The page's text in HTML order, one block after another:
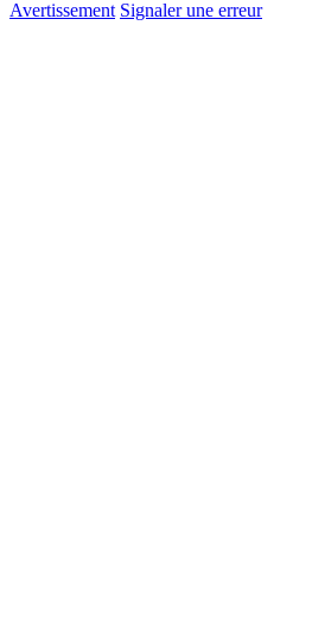
Avertissement Signaler une erreur